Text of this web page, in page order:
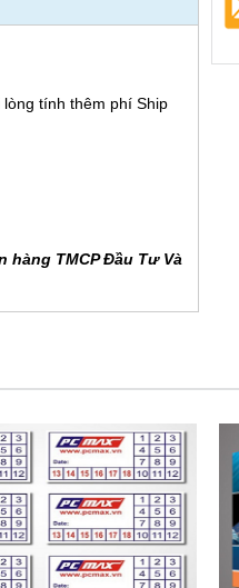
tính thêm phí Ship
hàng TMCP Đầu Tư Và